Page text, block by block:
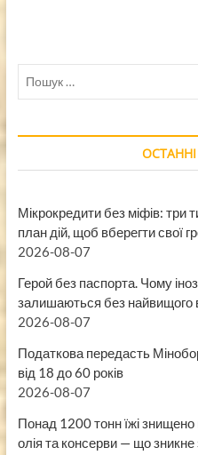
Мікрокредити без міфів: три
план дій, щоб вберегти свої
2026-08-07
Герой без паспорта. Чому
залишаються без найвищого
2026-08-07
Податкова передасть
від 18 до 60 років
2026-08-07
Понад 1200 тонн їжі
олія та консерви — що